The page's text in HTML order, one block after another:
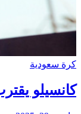
كرة سعودية
كانسيلو